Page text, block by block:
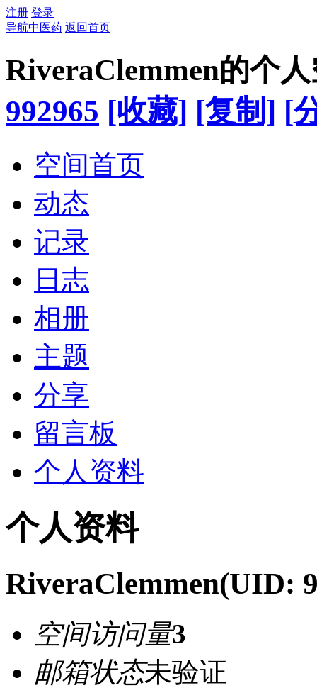
注册 登录
导航中医药 返回首页
RiveraClemmen的个
992965 [收藏] [复制] [
空间首页
动态
记录
日志
相册
主题
分享
留言板
个人资料
个人资料
RiveraClemmen(UID:
空间访问量3
邮箱状态未验证